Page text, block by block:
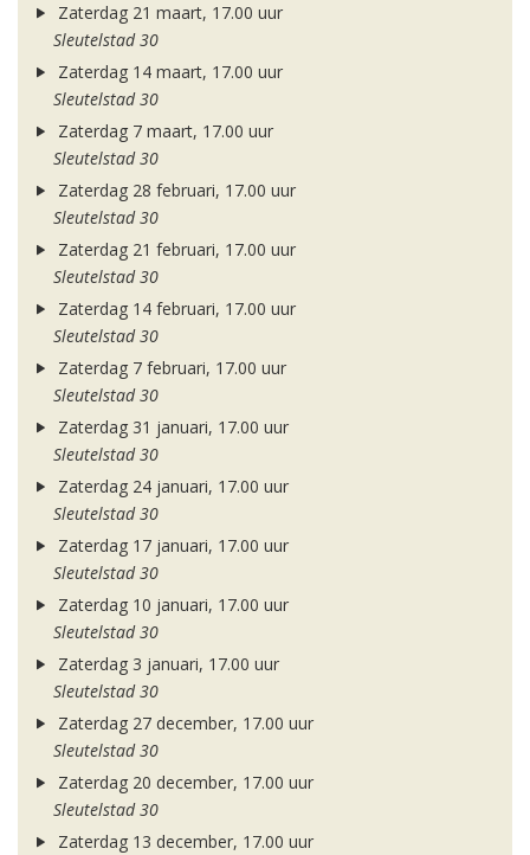
Zaterdag 21 maart, 17.00 uur
Sleutelstad 30
Zaterdag 14 maart, 17.00 uur
Sleutelstad 30
Zaterdag 7 maart, 17.00 uur
Sleutelstad 30
Zaterdag 28 februari, 17.00 uur
Sleutelstad 30
Zaterdag 21 februari, 17.00 uur
Sleutelstad 30
Zaterdag 14 februari, 17.00 uur
Sleutelstad 30
Zaterdag 7 februari, 17.00 uur
Sleutelstad 30
Zaterdag 31 januari, 17.00 uur
Sleutelstad 30
Zaterdag 24 januari, 17.00 uur
Sleutelstad 30
Zaterdag 17 januari, 17.00 uur
Sleutelstad 30
Zaterdag 10 januari, 17.00 uur
Sleutelstad 30
Zaterdag 3 januari, 17.00 uur
Sleutelstad 30
Zaterdag 27 december, 17.00 uur
Sleutelstad 30
Zaterdag 20 december, 17.00 uur
Sleutelstad 30
Zaterdag 13 december, 17.00 uur